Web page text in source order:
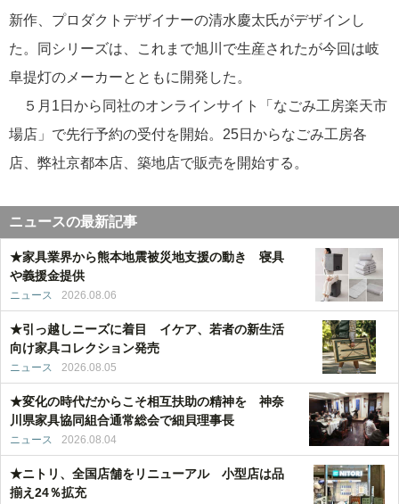
新作、プロダクトデザイナーの清水慶太氏がデザインし
た。同シリーズは、これまで旭川で生産されたが今回は岐
阜提灯のメーカーとともに開発した。
５月1日から同社のオンラインサイト「なごみ工房楽天市
場店」で先行予約の受付を開始。25日からなごみ工房各
店、弊社京都本店、築地店で販売を開始する。
ニュースの最新記事
★家具業界から熊本地震被災地支援の動き 寝具
や義援金提供
ニュース 2026.08.06
★引っ越しニーズに着目 イケア、若者の新生活
向け家具コレクション発売
ニュース 2026.08.05
★変化の時代だからこそ相互扶助の精神を 神奈
川県家具協同組合通常総会で細貝理事長
ニュース 2026.08.04
★ニトリ、全国店舗をリニューアル 小型店は品
揃え24％拡充